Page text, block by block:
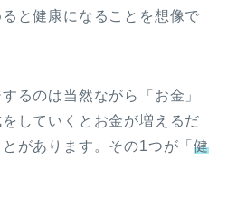
と健康になることを想像で
るのは当然ながら「お金」
していくとお金が増えるだ
があります。その1つが「健